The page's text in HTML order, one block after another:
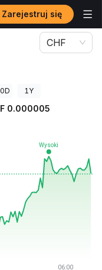
Zarejestruj się
CHF
1Y
0.000005